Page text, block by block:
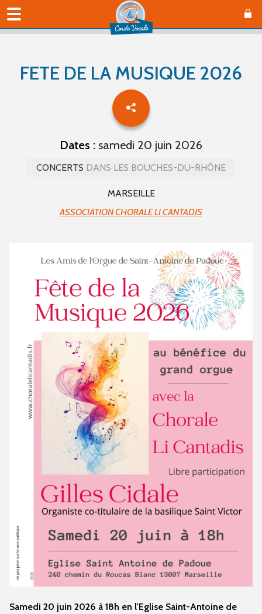
FETE DE LA MUSIQUE 2026
Dates : samedi 20 juin 2026
CONCERTS DANS LES BOUCHES-DU-RHÔNE
MARSEILLE
ASSOCIATION CHORALE LI CANTADIS
Samedi 20 juin 2026 à 18h en l'Eglise Saint-Antoine de